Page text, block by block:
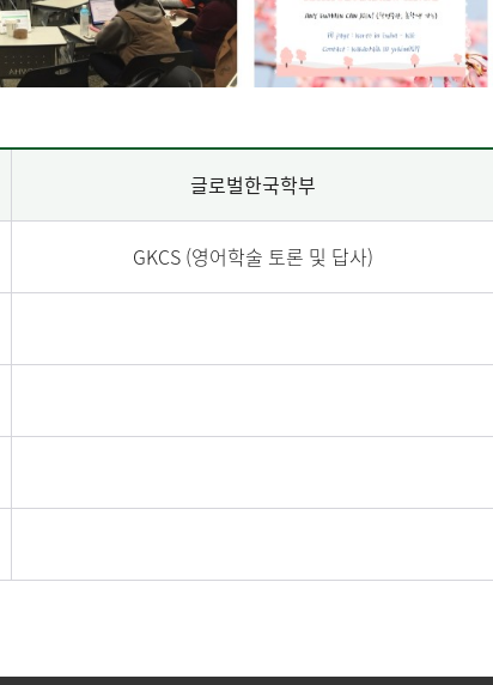
글로벌한국학부
GKCS (영어학술 토론 및 답사)